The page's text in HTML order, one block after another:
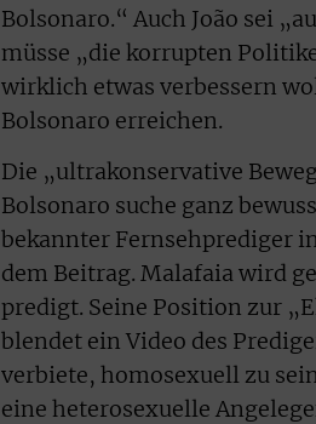
Bolsonaro.“ Auch João sei
müsse „die korrupten
wirklich etwas verbessern
Bolsonaro erreichen.
Die „ultrakonservative
Bolsonaro suche ganz
bekannter Fernsehprediger
dem Beitrag. Malafaia wird
predigt. Seine Position zur
blendet ein Video des
verbiete, homosexuell zu
eine heterosexuelle